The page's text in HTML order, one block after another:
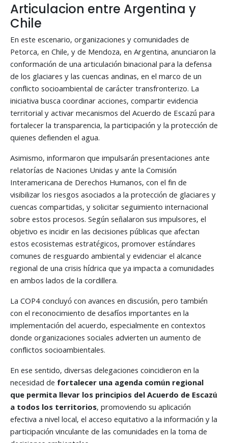
Articulacion entre Argentina y
Chile
En este escenario, organizaciones y comunidades de
Petorca, en Chile, y de Mendoza, en Argentina, anunciaron la
conformación de una articulación binacional para la defensa
de los glaciares y las cuencas andinas, en el marco de un
conflicto socioambiental de carácter transfronterizo. La
iniciativa busca coordinar acciones, compartir evidencia
territorial y activar mecanismos del Acuerdo de Escazú para
fortalecer la transparencia, la participación y la protección de
quienes defienden el agua.
Asimismo, informaron que impulsarán presentaciones ante
relatorías de Naciones Unidas y ante la Comisión
Interamericana de Derechos Humanos, con el fin de
visibilizar los riesgos asociados a la protección de glaciares y
cuencas compartidas, y solicitar seguimiento internacional
sobre estos procesos. Según señalaron sus impulsores, el
objetivo es incidir en las decisiones públicas que afectan
estos ecosistemas estratégicos, promover estándares
comunes de resguardo ambiental y evidenciar el alcance
regional de una crisis hídrica que ya impacta a comunidades
en ambos lados de la cordillera.
La COP4 concluyó con avances en discusión, pero también
con el reconocimiento de desafíos importantes en la
implementación del acuerdo, especialmente en contextos
donde organizaciones sociales advierten un aumento de
conflictos socioambientales.
En ese sentido, diversas delegaciones coincidieron en la
necesidad de fortalecer una agenda común regional
que permita llevar los principios del Acuerdo de Escazú
a todos los territorios, promoviendo su aplicación
efectiva a nivel local, el acceso equitativo a la información y la
participación vinculante de las comunidades en la toma de